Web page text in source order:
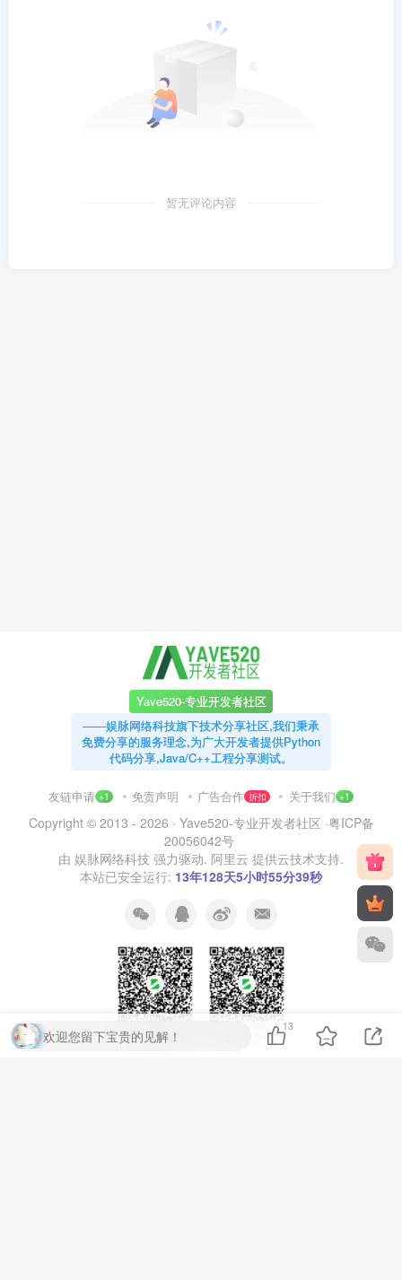
暂无评论内容
Yave520-专业开发者社区
——娱脉网络科技旗下技术分享社区,我们秉承
免费分享的服务理念,为广大开发者提供Python
代码分享,Java/C++工程分享测试。
友链申请 +1 免责声明 广告合作 折扣 关于我们 +1
Copyright © 2013 - 2026 · Yave520-专业开发者社区 ·粤ICP备
20056042号
由 娱脉网络科技 强力驱动. 阿里云 提供云技术支持.
本站已安全运行: 13年128天5小时55分40秒
扫码加QQ群 扫码加微信
欢迎您留下宝贵的见解！
13